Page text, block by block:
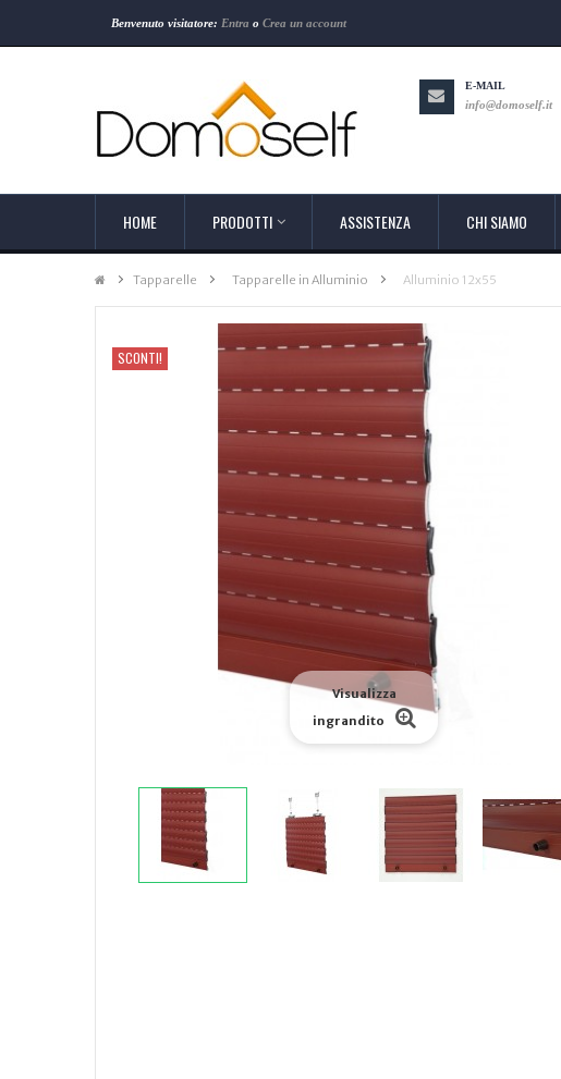
Benvenuto visitatore: Entra o Crea un account
E-MAIL
info@domoself.it
HOME PRODOTTI ASSISTENZA CHI SIAMO
Tapparelle > Tapparelle in Alluminio > Alluminio 12x55
SCONTI!
Visualizza
ingrandito